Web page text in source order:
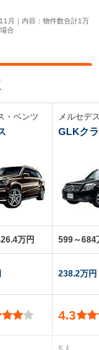
月｜内容：物件数合計1万
合
・ベンツ
万円
メルセデ
GLKク
599～684
238.2万円
4.3